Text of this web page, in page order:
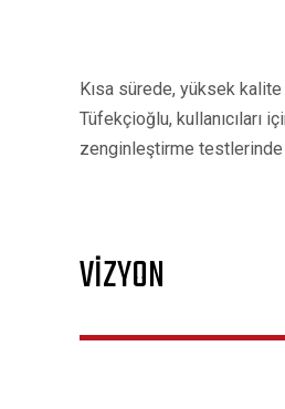
Kısa sürede, yüksek
Tüfekçioğlu, kullanıcıları
zenginleştirme testlerinde
VİZYON